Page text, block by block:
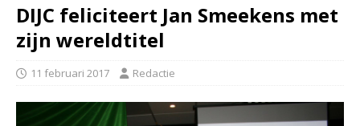
DIJC feliciteert Jan Smeekens met
zijn wereldtitel
11 februari 2017 Redactie